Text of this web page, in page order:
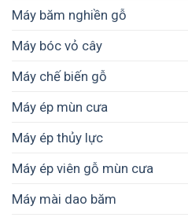
Máy băm nghiền gỗ
Máy bóc vỏ cây
Máy chế biến gỗ
Máy ép mùn cưa
Máy ép thủy lực
Máy ép viên gỗ mùn cưa
Máy mài dao băm